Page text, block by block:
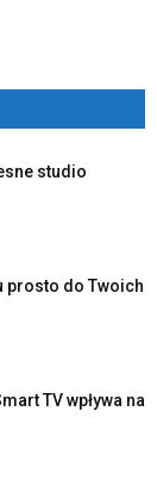
studio
prosto do Twoich
TV wpływa na